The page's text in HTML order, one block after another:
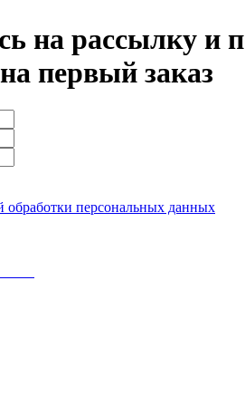
на рассылку и
на первый заказ
обработки персональных данных